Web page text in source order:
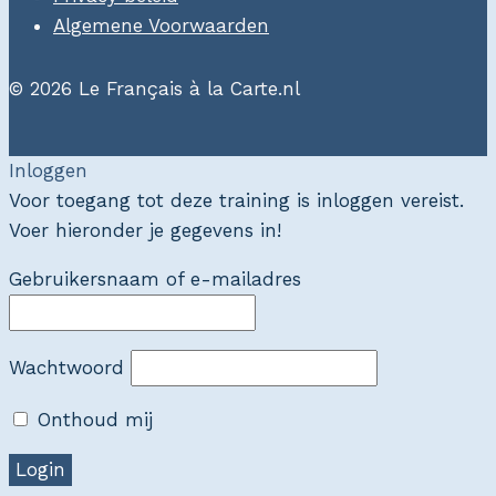
Algemene Voorwaarden
© 2026 Le Français à la Carte.nl
Inloggen
Voor toegang tot deze training is inloggen vereist.
Voer hieronder je gegevens in!
Gebruikersnaam of e-mailadres
Wachtwoord
Onthoud mij